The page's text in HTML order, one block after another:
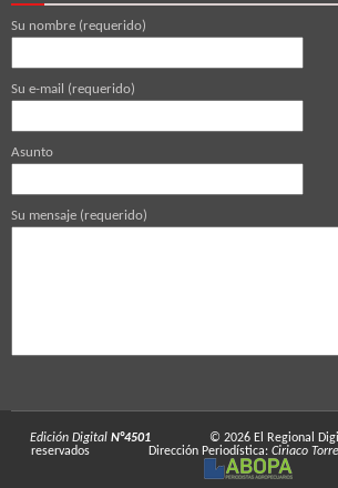
Su nombre (requerido)
Su e-mail (requerido)
Asunto
Su mensaje (requerido)
Edición Digital N°4501 © 2026 El Regional
reservados
Dirección Periodística: Ciriaco